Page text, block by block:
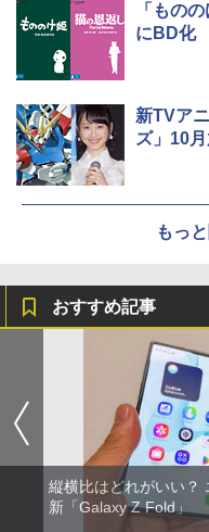
「もの
にBD化
新TVア
ズ」10
もっ
おすすめ記事
縦横比はどれがいい？
新「Galaxy Z Fold」